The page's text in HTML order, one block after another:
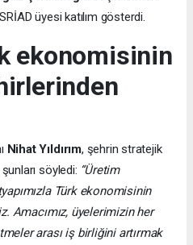
üyesi katılım gösterdi.
ekonomisinin
Nihat Yıldırım, şehrin stratejik
söyledi: “Üretim
Türk ekonomisinin
Amacımız, üyelerimizin her
arası iş birliğini artırmak